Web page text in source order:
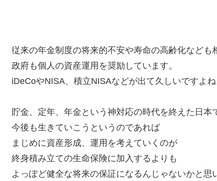
従来の年金制度の将来的不安や寿命の高齢化なども
政府も個人の資産運用を奨励しています。
iDeCoやNISA、積立NISAなどが出て久しいですよ
貯金、定年、年金という神対応の時代を終えた日本
今後も生きていこうというのであれば
まじめに資産形成、運用を考えていくのが
終身積み立ての生命保険に加入するよりも
よっぽど健全な将来の保証になるんじゃないかと思